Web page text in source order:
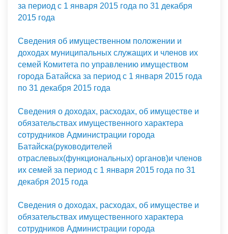
за период с 1 января 2015 года по 31 декабря
2015 года
Сведения об имущественном положении и
доходах муниципальных служащих и членов их
семей Комитета по управлению имуществом
города Батайска за период с 1 января 2015 года
по 31 декабря 2015 года
Сведения о доходах, расходах, об имуществе и
обязательствах имущественного характера
сотрудников Администрации города
Батайска(руководителей
отраслевых(функциональных) органов)и членов
их семей за период с 1 января 2015 года по 31
декабря 2015 года
Сведения о доходах, расходах, об имуществе и
обязательствах имущественного характера
сотрудников Администрации города